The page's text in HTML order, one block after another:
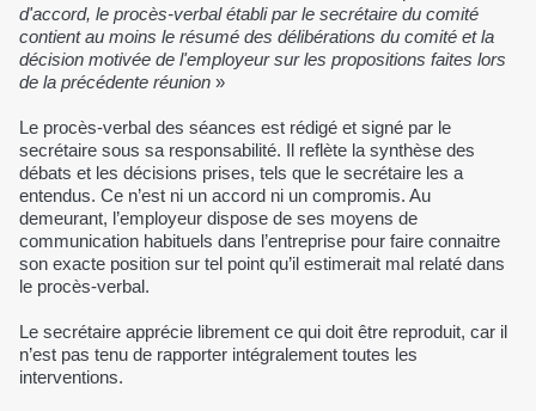
d'accord, le procès-verbal établi par le secrétaire du comité
contient au moins le résumé des délibérations du comité et la
décision motivée de l'employeur sur les propositions faites lors
de la précédente réunion »
Le procès-verbal des séances est rédigé et signé par le
secrétaire sous sa responsabilité. Il reflète la synthèse des
débats et les décisions prises, tels que le secrétaire les a
entendus. Ce n’est ni un accord ni un compromis. Au
demeurant, l’employeur dispose de ses moyens de
communication habituels dans l’entreprise pour faire connaitre
son exacte position sur tel point qu’il estimerait mal relaté dans
le procès-verbal.
Le secrétaire apprécie librement ce qui doit être reproduit, car il
n’est pas tenu de rapporter intégralement toutes les
interventions.